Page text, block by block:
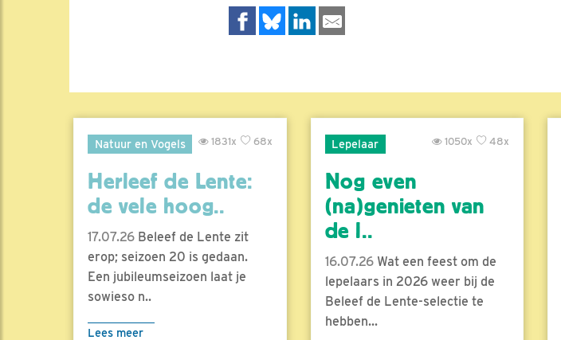
Natuur en Vogels 68x
1831x
Herleef de Lente:
de vele hoog..
17.07.26 Beleef de Lente zit
erop; seizoen 20 is gedaan.
Een jubileumseizoen laat je
sowieso n..
Lees meer
Lepelaar 48x
1050x
Nog even
(na)genieten van
de l..
16.07.26Wat een feest om de
lepelaars in 2026 weer bij de
Beleef de Lente-selectie te
hebben...